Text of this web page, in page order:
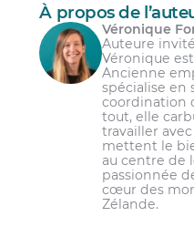
À propos de
Véronique
Auteure
Véronique
Ancienne
spécialise en
coordination
tout, elle
travailler
mettent le
au centre de
passionnée
cœur des
Zélande.